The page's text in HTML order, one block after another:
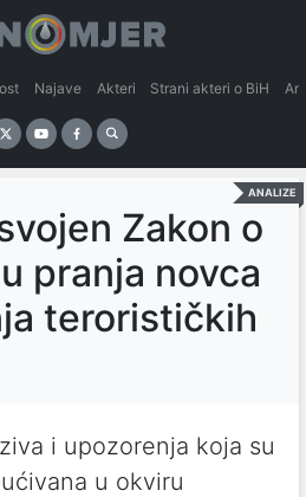
Najave Akteri Strani akteri o BiH
ANALIZE
Zakon o
pranja novca
terorističkih
i upozorenja koja su
u okviru